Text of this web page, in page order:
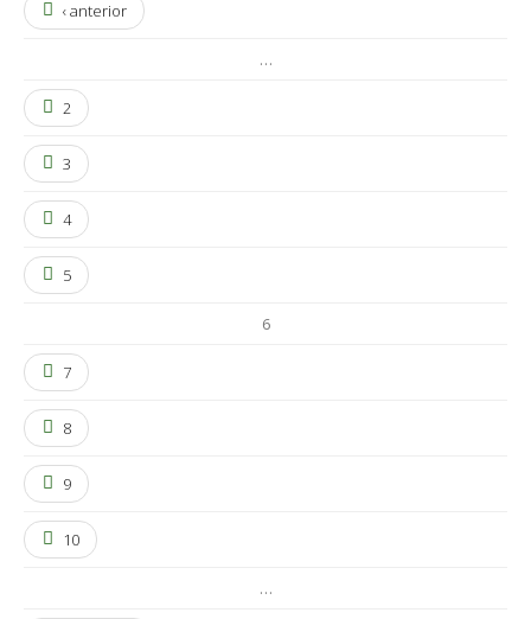
‹ anterior
…
2
3
4
5
6
7
8
9
10
…